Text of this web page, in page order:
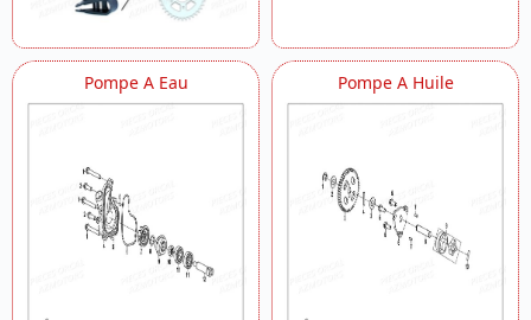
Pompe A Eau Pompe A Huile